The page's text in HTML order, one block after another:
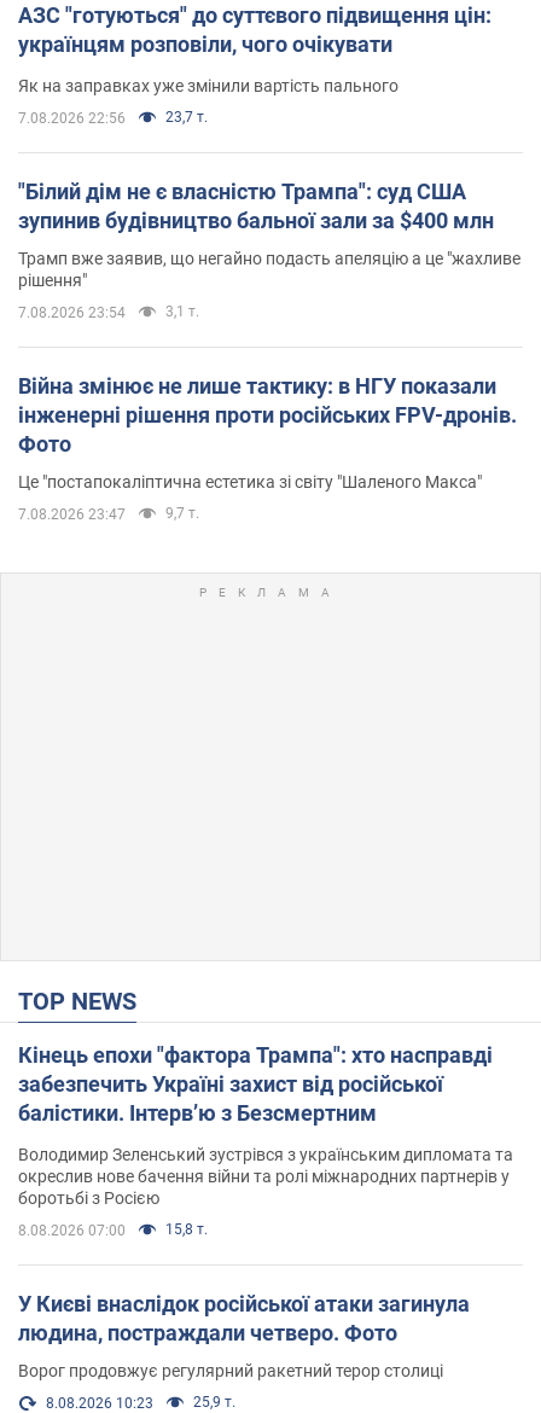
АЗС "готуються" до суттєвого підвищення цін:
українцям розповіли, чого очікувати
Як на заправках уже змінили вартість пального
7.08.2026 22:56 23,7 т.
"Білий дім не є власністю Трампа": суд США
зупинив будівництво бальної зали за $400 млн
Трамп вже заявив, що негайно подасть апеляцію а це "жахливе
рішення"
7.08.2026 23:54 3,1 т.
Війна змінює не лише тактику: в НГУ показали
інженерні рішення проти російських FPV-дронів.
Фото
Це "постапокаліптична естетика зі світу "Шаленого Макса"
7.08.2026 23:47 9,7 т.
TOP NEWS
Кінець епохи "фактора Трампа": хто насправді
забезпечить Україні захист від російської
балістики. Інтерв’ю з Безсмертним
Володимир Зеленський зустрівся з українським дипломата та
окреслив нове бачення війни та ролі міжнародних партнерів у
боротьбі з Росією
8.08.2026 07:00 15,8 т.
У Києві внаслідок російської атаки загинула
людина, постраждали четверо. Фото
Ворог продовжує регулярний ракетний терор столиці
8.08.2026 10:23 25,9 т.